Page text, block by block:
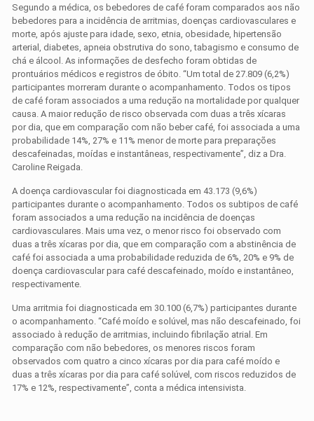
Segundo a médica, os bebedores de café foram comparados aos não
bebedores para a incidência de arritmias, doenças cardiovasculares e
morte, após ajuste para idade, sexo, etnia, obesidade, hipertensão
arterial, diabetes, apneia obstrutiva do sono, tabagismo e consumo de
chá e álcool. As informações de desfecho foram obtidas de
prontuários médicos e registros de óbito. “Um total de 27.809 (6,2%)
participantes morreram durante o acompanhamento. Todos os tipos
de café foram associados a uma redução na mortalidade por qualquer
causa. A maior redução de risco observada com duas a três xícaras
por dia, que em comparação com não beber café, foi associada a uma
probabilidade 14%, 27% e 11% menor de morte para preparações
descafeinadas, moídas e instantâneas, respectivamente”, diz a Dra.
Caroline Reigada.
A doença cardiovascular foi diagnosticada em 43.173 (9,6%)
participantes durante o acompanhamento. Todos os subtipos de café
foram associados a uma redução na incidência de doenças
cardiovasculares. Mais uma vez, o menor risco foi observado com
duas a três xícaras por dia, que em comparação com a abstinência de
café foi associada a uma probabilidade reduzida de 6%, 20% e 9% de
doença cardiovascular para café descafeinado, moído e instantâneo,
respectivamente.
Uma arritmia foi diagnosticada em 30.100 (6,7%) participantes durante
o acompanhamento. “Café moído e solúvel, mas não descafeinado, foi
associado à redução de arritmias, incluindo fibrilação atrial. Em
comparação com não bebedores, os menores riscos foram
observados com quatro a cinco xícaras por dia para café moído e
duas a três xícaras por dia para café solúvel, com riscos reduzidos de
17% e 12%, respectivamente”, conta a médica intensivista.